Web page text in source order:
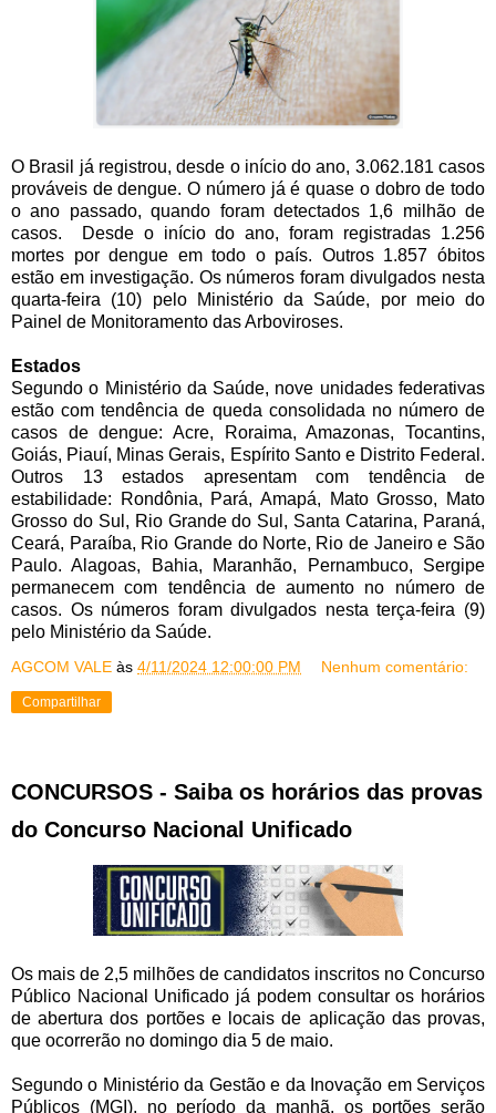
O Brasil já registrou, desde o início do ano, 3.062.181 casos
prováveis de dengue. O número já é quase o dobro de todo
o ano passado, quando foram detectados 1,6 milhão de
casos. Desde o início do ano, foram registradas 1.256
mortes por dengue em todo o país. Outros 1.857 óbitos
estão em investigação. Os números foram divulgados nesta
quarta-feira (10) pelo Ministério da Saúde, por meio do
Painel de Monitoramento das Arboviroses.
Estados
Segundo o Ministério da Saúde, nove unidades federativas
estão com tendência de queda consolidada no número de
casos de dengue: Acre, Roraima, Amazonas, Tocantins,
Goiás, Piauí, Minas Gerais, Espírito Santo e Distrito Federal.
Outros 13 estados apresentam com tendência de
estabilidade: Rondônia, Pará, Amapá, Mato Grosso, Mato
Grosso do Sul, Rio Grande do Sul, Santa Catarina, Paraná,
Ceará, Paraíba, Rio Grande do Norte, Rio de Janeiro e São
Paulo. Alagoas, Bahia, Maranhão, Pernambuco, Sergipe
permanecem com tendência de aumento no número de
casos. Os números foram divulgados nesta terça-feira (9)
pelo Ministério da Saúde.
AGCOM VALE às 4/11/2024 12:00:00 PM Nenhum comentário:
Compartilhar
CONCURSOS - Saiba os horários das provas
do Concurso Nacional Unificado
Os mais de 2,5 milhões de candidatos inscritos no Concurso
Público Nacional Unificado já podem consultar os horários
de abertura dos portões e locais de aplicação das provas,
que ocorrerão no domingo dia 5 de maio.
Segundo o Ministério da Gestão e da Inovação em Serviços
Públicos (MGI), no período da manhã, os portões serão